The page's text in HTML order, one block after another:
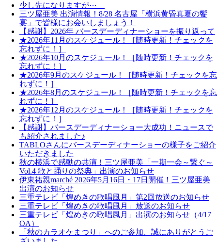
少し先になりますが⋯
三ツ屋亜美 出演情報！8/28 名古屋「横浜黄昏真夏の饗
宴」で皆様にお会いしましょう！
【感謝】2026年 バースデーディナーショーを振り返って
★2026年11月のスケジュール！［随時更新！チェックを
忘れずに！］
★2026年10月のスケジュール！［随時更新！チェックを
忘れずに！］
★2026年9月のスケジュール！［随時更新！チェックを忘
れずに！］
★2026年8月のスケジュール！［随時更新！チェックを忘
れずに！］
★2026年12月のスケジュール！［随時更新！チェックを
忘れずに！］
【感謝】バースデーディナーショー大成功！ニュースで
も紹介されました♪
TABLOさんにバースデーディナーショーの様子をご紹介
いただきました
秋の横浜で感動の共演！三ツ屋亜美「一期一会～繋ぐ～
Vol.4 歌と踊りの祭典」出演のお知らせ
伊東祐親marché 2026年5月16日・17日開催！三ツ屋亜美
出演のお知らせ
三重テレビ「煌めきの歌唱風月」第2回放送のお知らせ
三重テレビ「煌めきの歌唱風月」放送のお知らせ
三重テレビ「煌めきの歌唱風月」出演のお知らせ（4/17
OA）
「秋のカラオケまつり」へのご参加、誠にありがとうご